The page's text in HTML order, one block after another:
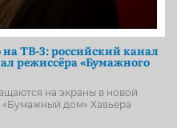
ТВ-3: российский канал
режиссёра «Бумажного
на экраны в новой
дом» Хавьера